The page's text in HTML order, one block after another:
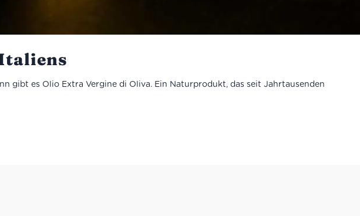
gibt es Olio Extra Vergine di Oliva. Ein Naturprodukt, das seit Jahrtausenden